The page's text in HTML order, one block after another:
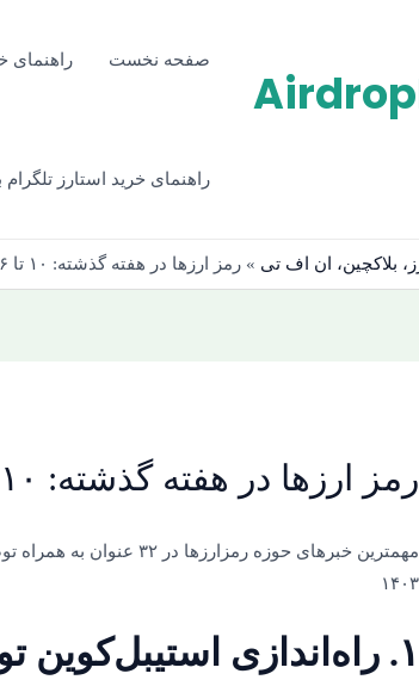
صفحه نخست راهنمای
راهنمای خرید استارز تلگرام
بلاکچین، ان اف تی » رمز ارزها در هفته گذشته: ۱۰ تا ۱۶ آذر ۱۴۰۳
رمز ارزها در هفته گذشته: ۱۰ تا ۱۶ آذر ۱۴۰۳
۱۴۰۳
۱. راه‌اندازی استیبل‌کوین توسط XRP